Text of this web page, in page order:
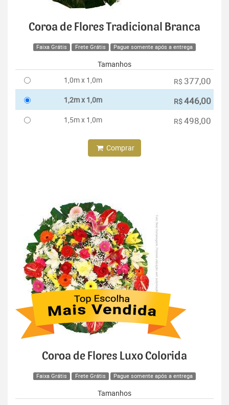
Coroa de Flores Tradicional Branca
Faixa Grátis Frete Grátis Pague somente após a entrega
Tamanhos
1,0m x 1,0m
R$ 377,00
1,2m x 1,0m R$446,00
1,5m x 1,0m R$ 498,00
Comprar
Coroa de Flores Luxo Colorida
Faixa Grátis Frete Grátis Pague somente após a entrega
Tamanhos